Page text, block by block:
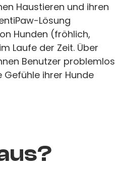
Haustieren und ihren
Lösung
Hunden (fröhlich,
Laufe der Zeit. Über
Benutzer problemlos
ihrer Hunde